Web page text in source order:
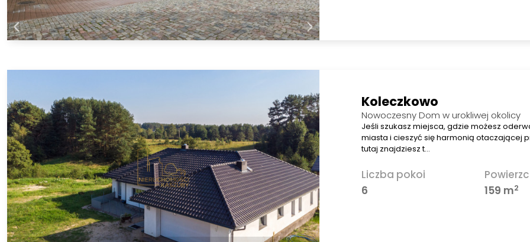
Koleczkowo
Nowoczesny Dom w urokliwej okolicy
Jeśli szukasz miejsca, gdzie możesz
miasta i cieszyć się harmonią otaczającej
tutaj znajdziesz t…
Liczba pokoi
6
159 m2